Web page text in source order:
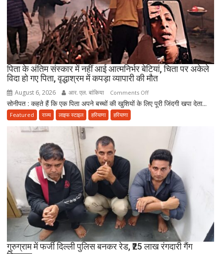
मौलाना
राशिद
सिद्दीकी
ने
उठाए
सवाल
पिता के अंतिम संस्कार में नहीं आई आत्मनिर्भर बेटियां, चिता पर अकेले
विदा हो गए पिता, वृद्धाश्रम में कपड़ा व्यापारी की मौत
August 6, 2026 आर. एल. बांकिया Comments Offon
पिता
नहीं
आई
आत्मनिर्भर
बेटियां,
चिता
पर
अकेले
हो
सोनीपत : कहते हैं कि एक पिता अपने बच्चों की खुशियों के लिए पूरी जिंदगी खपा देता...
Featured राज्य लाइफ स्टाइल हरियाणा हरियाणा
गुरुग्राम में फर्जी दिल्ली पुलिस बनकर रेड, ₹25 लाख रंगदारी गैंग